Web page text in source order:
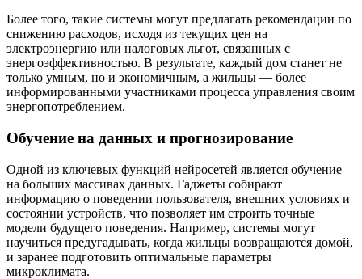
Более того, такие системы могут предлагать рекомендации по
снижению расходов, исходя из текущих цен на
электроэнергию или налоговых льгот, связанных с
энергоэффективностью. В результате, каждый дом станет не
только умным, но и экономичным, а жильцы — более
информированными участниками процесса управления своим
энергопотреблением.
Обучение на данных и прогнозирование
Одной из ключевых функций нейросетей является обучение
на больших массивах данных. Гаджеты собирают
информацию о поведении пользователя, внешних условиях и
состоянии устройств, что позволяет им строить точные
модели будущего поведения. Например, системы могут
научиться предугадывать, когда жильцы возвращаются домой,
и заранее подготовить оптимальные параметры
микроклимата.